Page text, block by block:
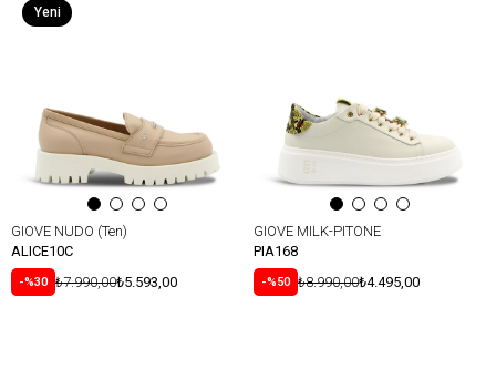
GIOVE NUDO (Ten)
ALICE10C
%30 ₺5.593,00
₺7.990,00
Yeni
GIOVE MILK-PITONE
PIA168
%50 ₺4.495,00
₺8.990,00